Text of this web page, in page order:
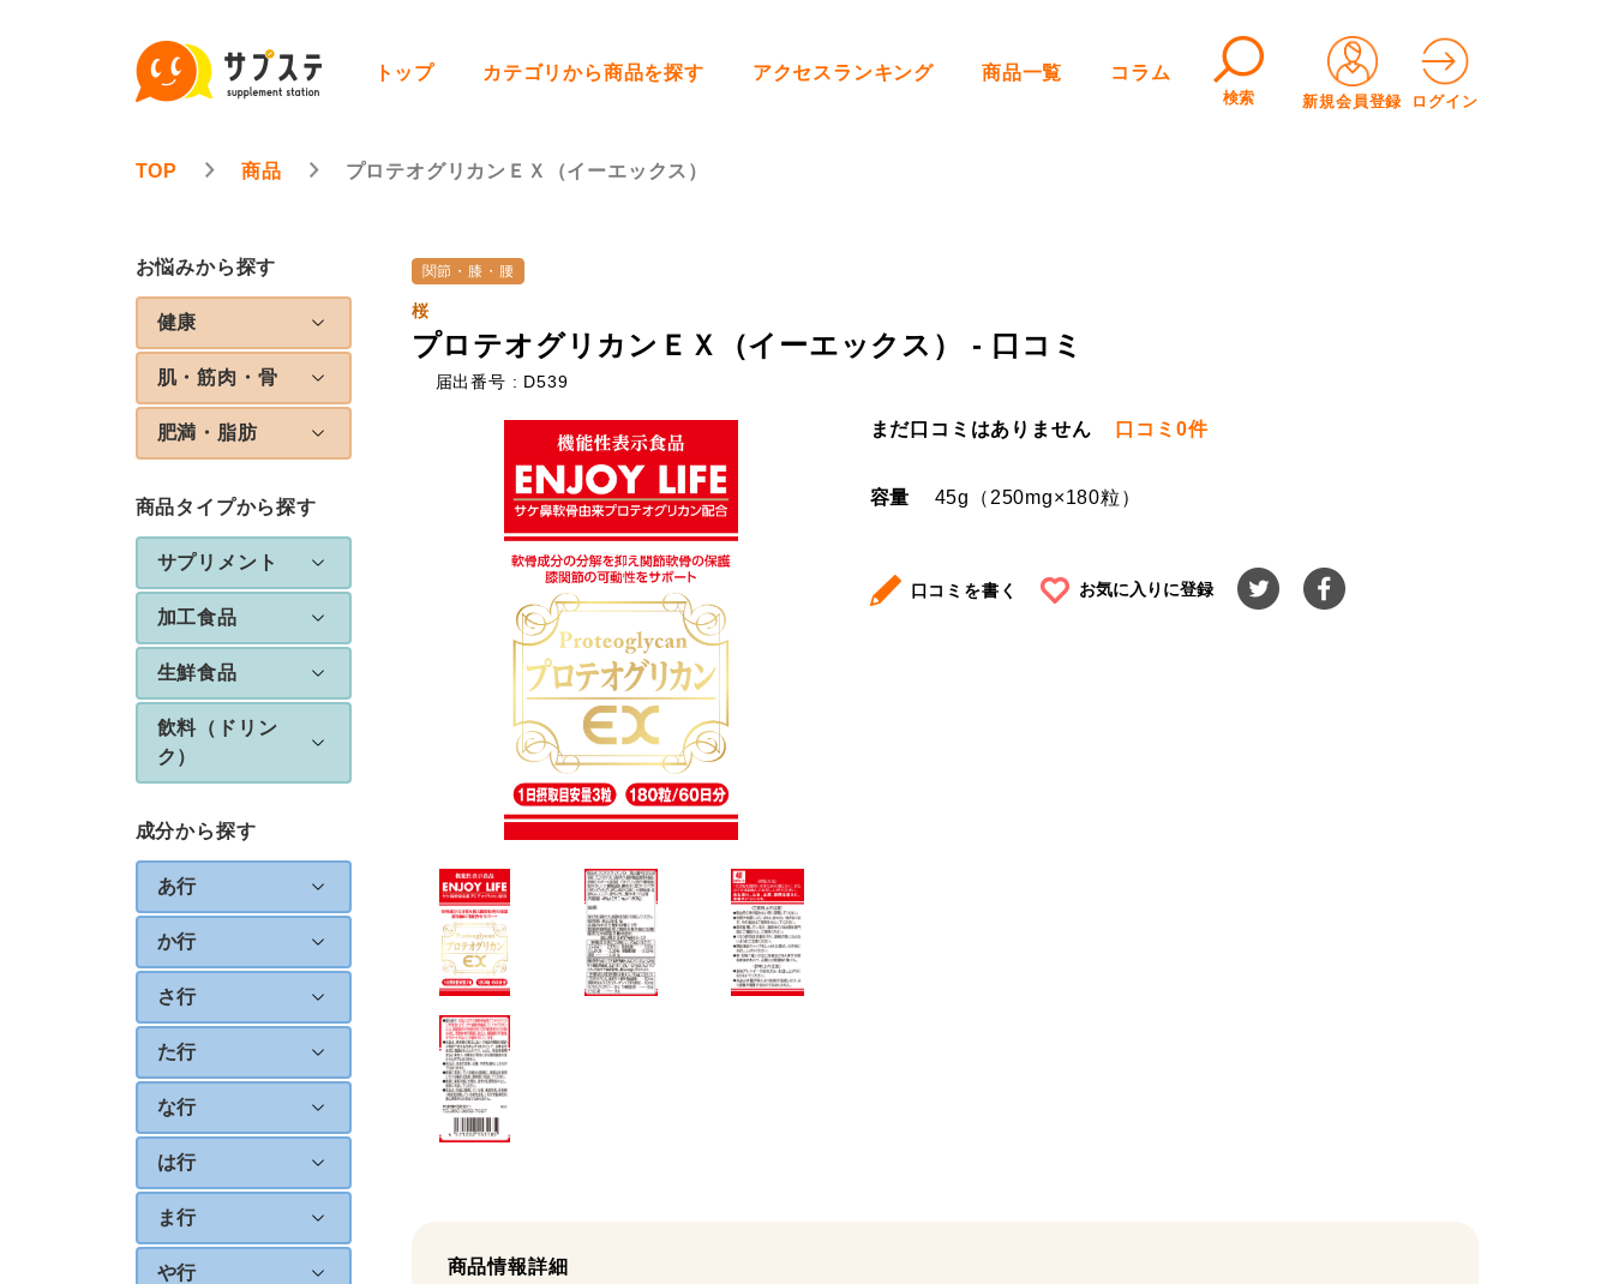
トップ カテゴリから商品を探す アクセスランキング 商品一覧 コラム
検索 新規会員登録 ログイン
TOP 商品 プロテオグリカンＥＸ（イーエックス）
お悩みから探す
健康
肌・筋肉・骨
肥満・脂肪
商品タイプから探す
サプリメント
加工食品
生鮮食品
飲料（ドリン
ク）
成分から探す
あ行
か行
さ行
た行
な行
は行
ま行
や行
関節・膝・腰
桜
プロテオグリカンＥＸ（イーエックス） - 口コミ
届出番号 : D539
まだ口コミはありません 口コミ 0件
容量 45g（250mg×180粒）
口コミを書く お気に入りに登録
商品情報詳細